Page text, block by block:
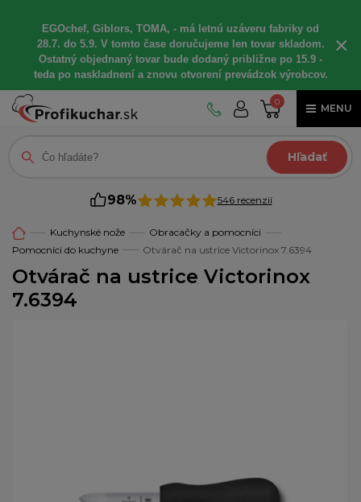
EGOchef, Giblors, TOMA, - má letnú uzáveru fabriky od
28.7. do 5.9. V tomto čase doručujeme len tovar skladom.
Ostatný objednaný tovar bude dodaný približne po 15.9 -
teda po naskladnení a znovu otvorení prevádzok výrobcov.
×
0
MENU
Hľadať
98% 546 recenzií
Kuchynské nože
Obracačky a pomocníci
Pomocníci do kuchyne
Otvárač na ustrice Victorinox 7.6394
Otvárač na ustrice Victorinox
7.6394